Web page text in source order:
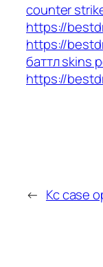
counter
https://
https://
баттл skins
https://
← Кс case